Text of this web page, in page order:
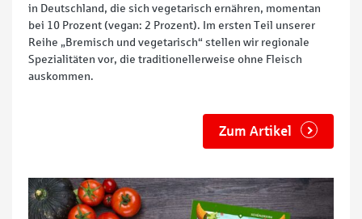
in Deutschland, die sich vegetarisch ernähren, momentan
bei 10 Prozent (vegan: 2 Prozent). Im ersten Teil unserer
Reihe „Bremisch und vegetarisch“ stellen wir regionale
Spezialitäten vor, die traditionellerweise ohne Fleisch
auskommen.
Zum Artikel